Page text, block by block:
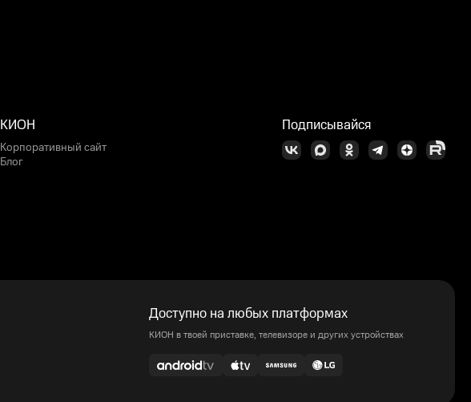
КИОН
Корпоративный сайт
Блог
Подписывайся
Доступно на любых платформах
КИОН в твоей приставке, телевизоре и других устройствах